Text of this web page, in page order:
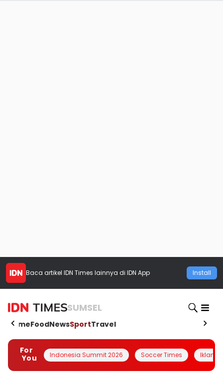
Baca artikel IDN Times lainnya di IDN App Install
SUMSEL
HomeFoodNewsSportTravel
For
You
Indonesia Summit 2026 Soccer Times Iklanin